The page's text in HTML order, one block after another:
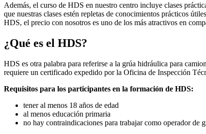
Además, el curso de HDS en nuestro centro incluye clases
que nuestras clases estén repletas de conocimientos prácticos
HDS, el precio con nosotros es uno de los más atractivos en
¿Qué es el HDS?
HDS es otra palabra para referirse a la grúa hidráulica para
requiere un certificado expedido por la Oficina de Inspección
Requisitos para los participantes en la formación de HDS:
tener al menos 18 años de edad
al menos educación primaria
no hay contraindicaciones para trabajar como operador de